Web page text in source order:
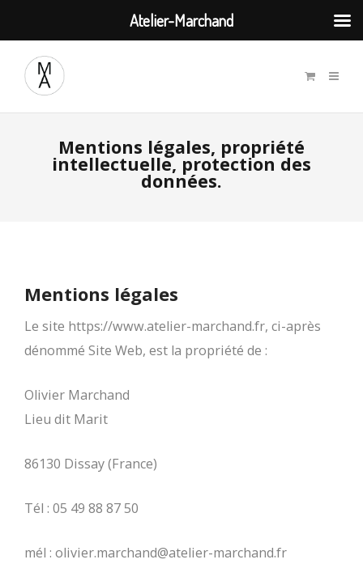
Mentions légales, propriété
intellectuelle, protection des
données.
Mentions légales
Le site https://www.atelier-marchand.fr, ci-après
dénommé Site Web, est la propriété de :
Olivier Marchand
Lieu dit Marit
86130 Dissay (France)
Tél : 05 49 88 87 50
mél : olivier.marchand@atelier-marchand.fr
Atelier-Marchand